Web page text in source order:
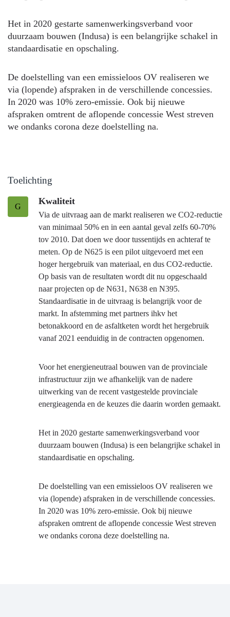
Het in 2020 gestarte samenwerkingsverband voor
duurzaam bouwen (Indusa) is een belangrijke schakel in
standaardisatie en opschaling.
De doelstelling van een emissieloos OV realiseren we
via (lopende) afspraken in de verschillende concessies.
In 2020 was 10% zero-emissie. Ook bij nieuwe
afspraken omtrent de aflopende concessie West streven
we ondanks corona deze doelstelling na.
Toelichting
G
Kwaliteit
Via de uitvraag aan de markt realiseren we CO2-reductie
van minimaal 50% en in een aantal geval zelfs 60-70%
tov 2010. Dat doen we door tussentijds en achteraf te
meten. Op de N625 is een pilot uitgevoerd met een
hoger hergebruik van materiaal, en dus CO2-reductie.
Op basis van de resultaten wordt dit nu opgeschaald
naar projecten op de N631, N638 en N395.
Standaardisatie in de uitvraag is belangrijk voor de
markt. In afstemming met partners ihkv het
betonakkoord en de asfaltketen wordt het hergebruik
vanaf 2021 eenduidig in de contracten opgenomen.
Voor het energieneutraal bouwen van de provinciale
infrastructuur zijn we afhankelijk van de nadere
uitwerking van de recent vastgestelde provinciale
energieagenda en de keuzes die daarin worden gemaakt.
Het in 2020 gestarte samenwerkingsverband voor
duurzaam bouwen (Indusa) is een belangrijke schakel in
standaardisatie en opschaling.
De doelstelling van een emissieloos OV realiseren we
via (lopende) afspraken in de verschillende concessies.
In 2020 was 10% zero-emissie. Ook bij nieuwe
afspraken omtrent de aflopende concessie West streven
we ondanks corona deze doelstelling na.